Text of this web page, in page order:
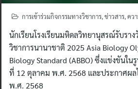
การเข้าร่วมกิจกรรมทางวิชาการ,ข่าวสาร,คว
นักเรียนโรงเรียนมหิดลวิทยานุสรณ์รับรา
วิชาการนานาชาติ 2025 Asia Biology
Biology Standard (ABBO) ซึ่งแข่งขันใ
ที่ 12 ตุลาคม พ.ศ. 2568 และประกาศผล
พ.ศ. 2568